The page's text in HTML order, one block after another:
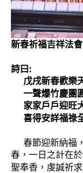
新春祈福吉祥法
詩曰:
戊戌新春歡樂
一聲爆竹慶團
家家戶戶迎旺
喜得安詳福祿
春節迎新納福
春，一日之計在
聖奉香，虔誠祈